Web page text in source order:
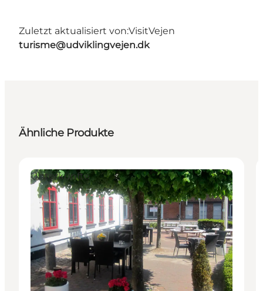
Zuletzt aktualisiert von:VisitVejen
turisme@udviklingvejen.dk
Ähnliche Produkte
Unterkünfte